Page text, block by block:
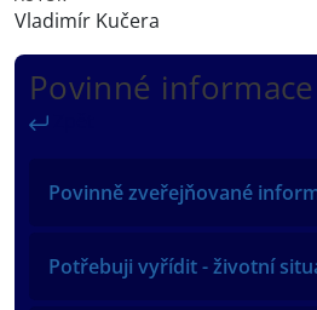
Povinné informace
Povinně zveřejňované
Potřebuji vyřídit - životní
Vladimír Kučera